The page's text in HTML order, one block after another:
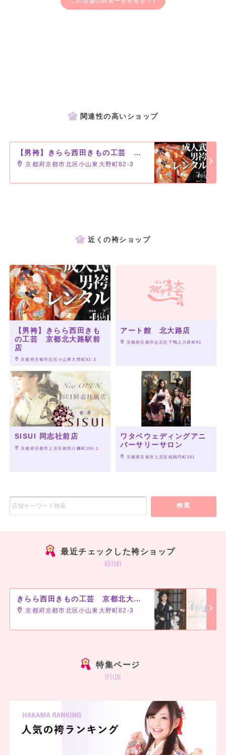
関連性の高いショップ
【男袴】きらら西田きもの工芸 京都北大路駅前店
京都府京都市北区小山東大野町82-3
近くの袴ショップ
【男袴】きらら西田きも
の工芸 京都北大路駅前
店
京都府京都市北区小山東大野町82-3
アート館 北大路店
京都府京都市左京区下鴨上川原町91
SISUI 同志社前店
京都府京都市上京区御所八幡町104-1
ワタベウェディングアニ
バーサリーサロン
京都府京都市上京区桜鶴円町361
検索
最近チェックした袴ショップ
history
きらら西田きもの工芸 京都北大路駅前店
京都府京都市北区小山東大野町82-3
特集ページ
special